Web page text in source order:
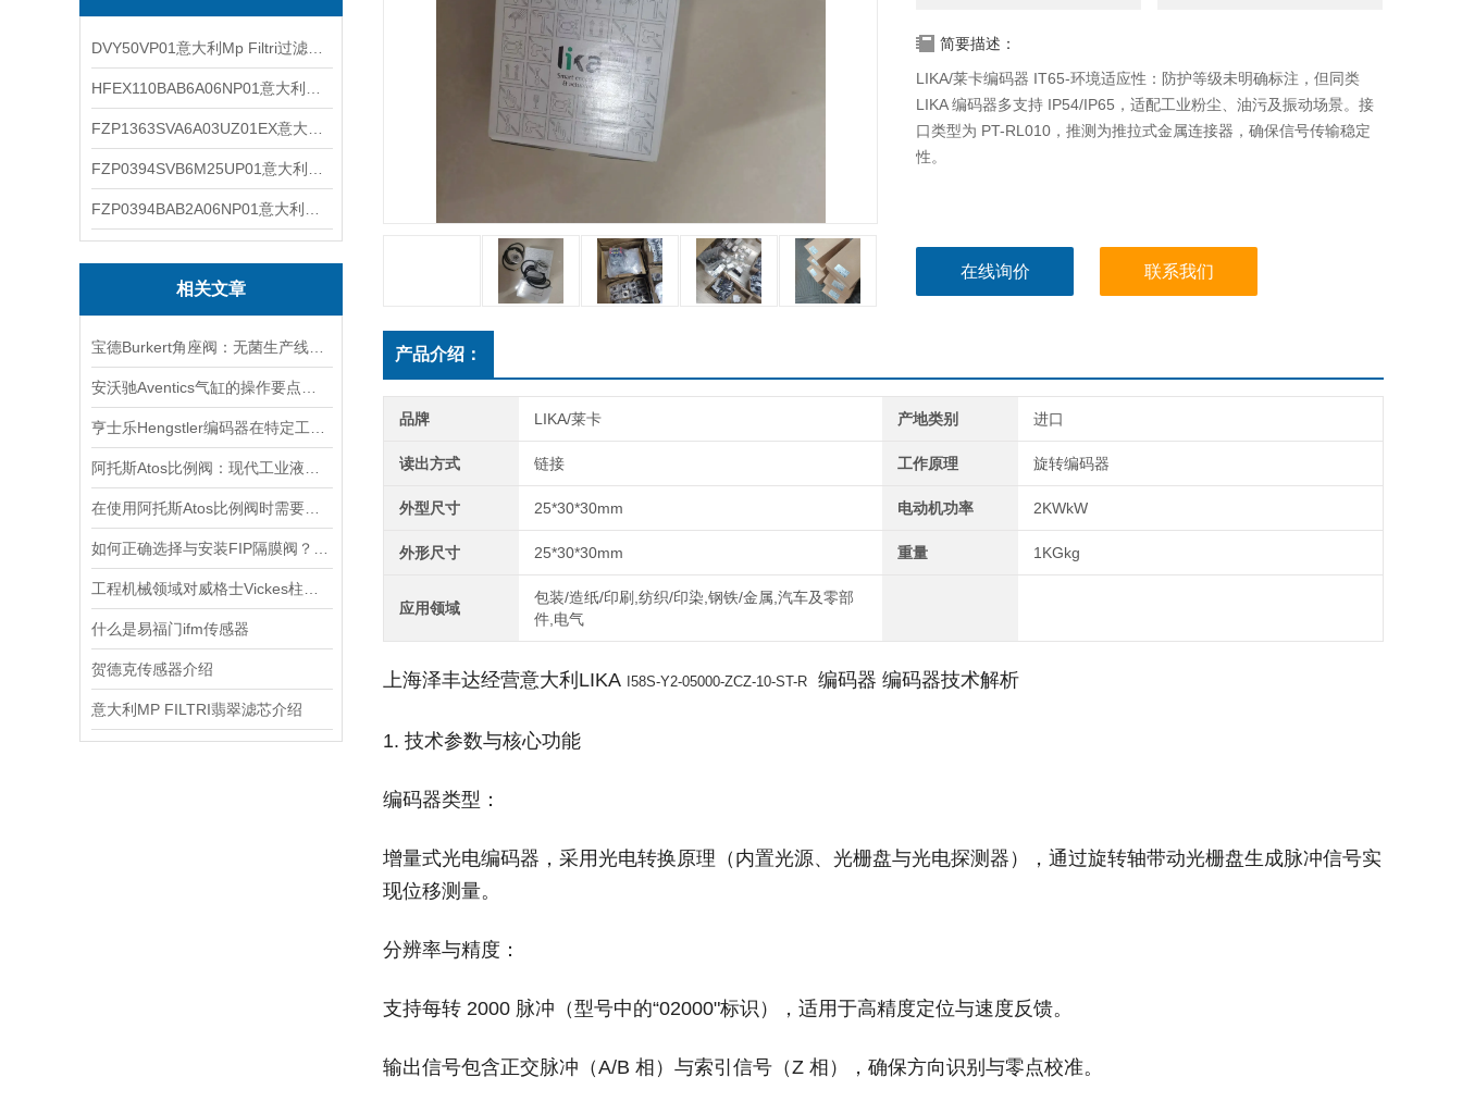
相关文章
什么是易福门ifm传感器
贺德克传感器介绍
意大利MP FILTRI翡翠滤芯介绍
简要描述：
LIKA/莱卡编码器 IT65-环境适应性：防护等级未明确标注，但同类
LIKA 编码器多支持 IP54/IP65，适配工业粉尘、油污及振动场景。接
口类型为 PT-RL010，推测为推拉式金属连接器，确保信号传输稳定
性。
在线询价 联系我们
产品介绍：
品牌 LIKA/莱卡 产地类别 进口
读出方式 链接 工作原理 旋转编码器
外型尺寸 25*30*30mm 电动机功率 2KWkW
外形尺寸 25*30*30mm 重量 1KGkg
应用领域
包装/造纸/印刷,纺织/印染,钢铁/金属,汽车及零部
件,电气
上海泽丰达经营意大利LIKA I58S-Y2-05000-ZCZ-10-ST-R 编码器 编码器技术解析‌
1. 技术参数与核心功能‌
编码器类型‌：
增量式光电编码器，采用光电转换原理（内置光源、光栅盘与光电探测器），通过旋转轴带动光栅盘生成脉冲信号实
现位移测量。
分辨率与精度‌：
支持每转 ‌2000 脉冲‌（型号中的“02000"标识），适用于高精度定位与速度反馈。
输出信号包含正交脉冲（A/B 相）与索引信号（Z 相），确保方向识别与零点校准。